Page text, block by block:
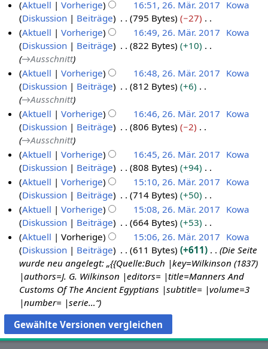
a
s
s
u
n
g
n
f
a
s
s
u
n
g
6
M
z
1
K
e
i
n
e
B
e
a
r
b
e
i
t
u
n
g
s
z
u
s
a
m
m
e
n
f
a
Aktuell Vorherige 16:51, 26. Mär. 2017 Kowa
Diskussion
Beiträge 795 Bytes
−27
K
e
i
n
e
B
e
a
r
b
e
i
t
u
n
g
s
z
u
s
a
m
m
e
Aktuell Vorherige 16:49, 26. Mär. 2017 Kowa
Diskussion
Beiträge 822 Bytes
+10
→Ausschnitt
Aktuell
Vorherige 16:48, 26. Mär. 2017 Kowa
Diskussion
Beiträge 812 Bytes
+6
→Ausschnitt
Aktuell
Vorherige 16:46, 26. Mär. 2017 Kowa
Diskussion
Beiträge 806 Bytes
−2
→Ausschnitt
Aktuell
Vorherige 16:45, 26. Mär. 2017 Kowa
Diskussion
Beiträge 808 Bytes
+94
K
e
i
n
e
B
e
a
r
b
e
i
t
Aktuell Vorherige 15:10, 26. Mär. 2017 Kowa
Diskussion
Beiträge 714 Bytes
+50
K
e
i
n
e
B
e
a
r
b
e
Aktuell Vorherige 15:08, 26. Mär. 2017 Kowa
Diskussion
Beiträge 664 Bytes
+53
K
e
i
n
e
B
e
a
r
Aktuell Vorherige 15:06, 26. Mär. 2017 Kowa
Diskussion
Beiträge 611 Bytes +611
Die Seite
wurde neu angelegt: „{{Quelle:Buch |key=Wilkinson (1837)
|authors=J. G. Wilkinson |editors= |title=Manners And
Customs Of The Ancient Egyptians |subtitle= |volume=3
|number= |serie…“